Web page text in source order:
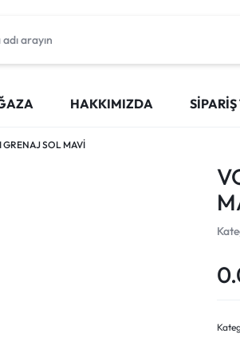
HAKKIMIZDA
GRENAJ SOL MAVİ